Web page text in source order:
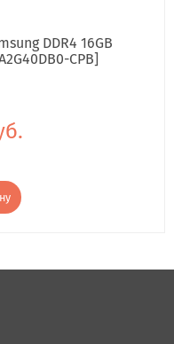
DDR4 16GB
CPB]